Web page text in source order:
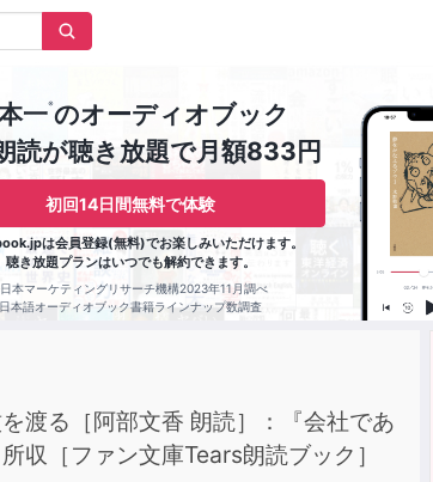
一※のオーディオブック
読が聴き放題で月額833円
初回14日間無料で体験
は会員登録(無料)でお楽しみいただけます。
聴き放題プランはいつでも解約できます。
本マーケティングリサーチ機構2023年11月調べ
日本語オーディオブック書籍ラインナップ数調査
渡る［阿部文香 朗読］：『会社であ
収［ファン文庫Tears朗読ブック］